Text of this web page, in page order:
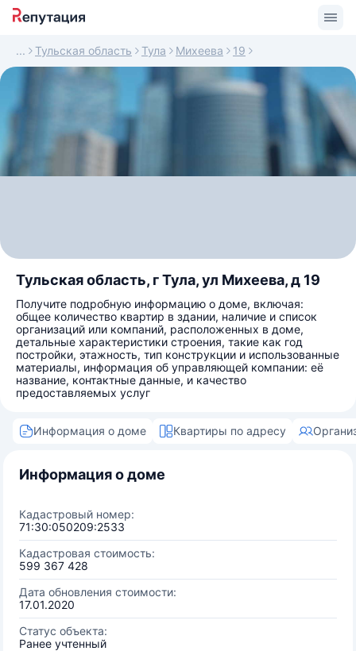
Тульская область Тула Михеева 19
Тульская область, г Тула, ул Михеева, д 19
Получите подробную информацию о доме, включая:
общее количество квартир в здании, наличие и список
организаций или компаний, расположенных в доме,
детальные характеристики строения, такие как год
постройки, этажность, тип конструкции и использованные
материалы, информация об управляющей компании: её
название, контактные данные, и качество
предоставляемых услуг
Информация о доме Квартиры по адресу
Информация о доме
Кадастровый номер:
71:30:050209:2533
Кадастровая стоимость:
599 367 428
Дата обновления стоимости:
17.01.2020
Статус объекта:
Ранее учтенный